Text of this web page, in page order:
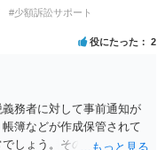
#少額訴訟サポート
役にたった 2
務者に対して事前通知が
簿などが作成保管されて
しょう。その場合、当然